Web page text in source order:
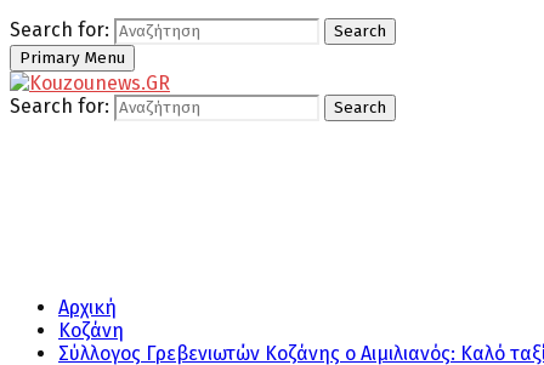
Search for:
Search
Primary Menu
Search for: Search
Αρχική
Κοζάνη
Σύλλογος Γρεβενιωτών Κοζάνης ο Αιμιλιανός: Καλό